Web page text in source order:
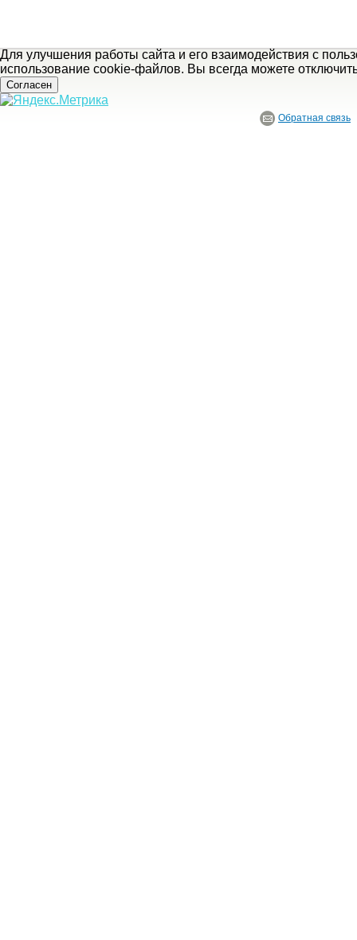
Для улучшения работы сайта и его взаимодействия с
использование cookie-файлов. Вы всегда можете
Согласен
Обратная связь